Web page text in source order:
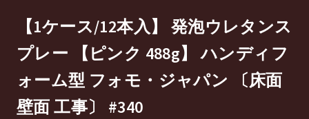
【1ケース/12本入】 発泡ウレタンス
プレー 【ピンク 488g】 ハンディフ
ォーム型 フォモ・ジャパン 〔床面
壁面 工事〕 #340